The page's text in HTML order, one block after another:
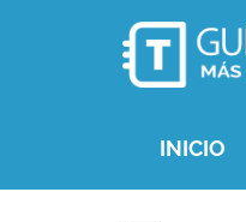
INICIO